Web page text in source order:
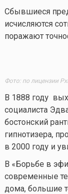
Сбывшиеся
исчисляются
поражают
Фото: по лицензии
В 1888 году
социалиста
бостонский
гипнотизера,
в 2000 году и
В «Борьбе в
современные
дома, большие